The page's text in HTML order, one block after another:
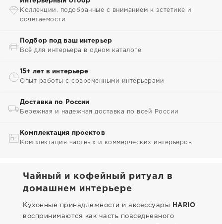
Коллекции, подобранные с вниманием к эстетике и
сочетаемости
Подбор под ваш интерьер
Всё для интерьера в одном каталоге
15+ лет в интерьере
Опыт работы с современными интерьерами
Доставка по России
Бережная и надежная доставка по всей России
Комплектация проектов
Комплектация частных и коммерческих интерьеров
Чайный и кофейный ритуал в
домашнем интерьере
Кухонные принадлежности и аксессуары
HARIO
воспринимаются как часть повседневного